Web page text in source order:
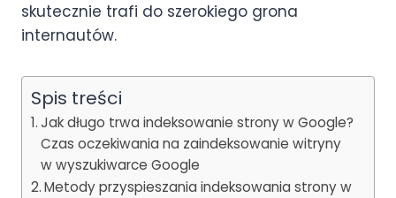
skutecznie trafi do szerokiego grona
internautów.
Spis treści
Jak długo trwa indeksowanie strony w Google?
Czas oczekiwania na zaindeksowanie witryny
w wyszukiwarce Google
Metody przyspieszania indeksowania strony w